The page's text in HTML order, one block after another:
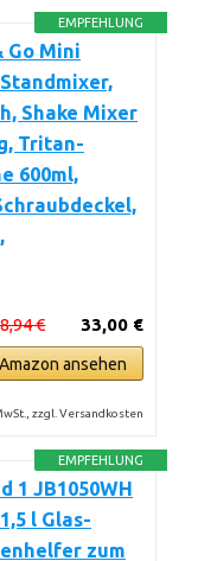
EMPFEHLUNG
Go Mini
Shake Mixer
Tritan-
600ml,
33,00 €
€
ansehen
zzgl. Versandkosten
EMPFEHLUNG
1 JB1050WH
l Glas-
zum